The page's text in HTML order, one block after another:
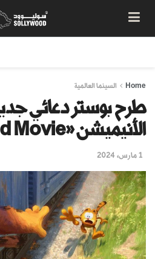
Home السينما العالمية
طرح بوستر دعائي
الأنيميشن «The Garfield Movie»
1 مارس، 2024